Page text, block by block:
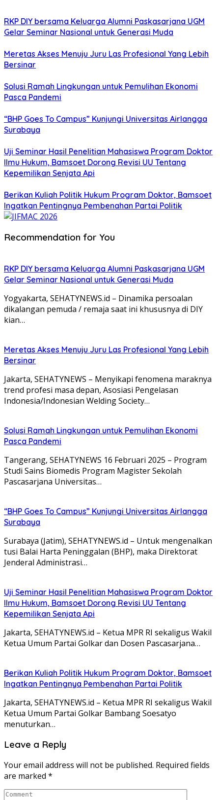
RKP DIY bersama Keluarga Alumni Paskasarjana UGM
Gelar Seminar Nasional untuk Generasi Muda
Meretas Akses Menuju Juru Las Profesional Yang Lebih
Bersinar
Solusi Ramah Lingkungan untuk Pemulihan Ekonomi
Pasca Pandemi
“BHP Goes To Campus” Kunjungi Universitas Airlangga
Surabaya
Uji Seminar Hasil Penelitian Mahasiswa Program Doktor
Ilmu Hukum, Bamsoet Dorong Revisi UU Tentang
Kepemilikan Senjata Api
Berikan Kuliah Politik Hukum Program Doktor, Bamsoet
Ingatkan Pentingnya Pembenahan Partai Politik
Recommendation for You
RKP DIY bersama Keluarga Alumni Paskasarjana UGM
Gelar Seminar Nasional untuk Generasi Muda
Yogyakarta, SEHATYNEWS.id – Dinamika persoalan
dikalangan pemuda / remaja saat ini khususnya di DIY
kian…
Meretas Akses Menuju Juru Las Profesional Yang Lebih
Bersinar
Jakarta, SEHATYNEWS – Menyikapi fenomena maraknya
trend profesi masa depan, Asosiasi Pengelasan
Indonesia/Indonesian Welding Society…
Solusi Ramah Lingkungan untuk Pemulihan Ekonomi
Pasca Pandemi
Tangerang, SEHATYNEWS 16 Februari 2025 – Program
Studi Sains Biomedis Program Magister Sekolah
Pascasarjana Universitas…
“BHP Goes To Campus” Kunjungi Universitas Airlangga
Surabaya
Surabaya (Jatim), SEHATYNEWS.id – Untuk mengenalkan
tusi Balai Harta Peninggalan (BHP), maka Direktorat
Jenderal Administrasi…
Uji Seminar Hasil Penelitian Mahasiswa Program Doktor
Ilmu Hukum, Bamsoet Dorong Revisi UU Tentang
Kepemilikan Senjata Api
Jakarta, SEHATYNEWS.id – Ketua MPR RI sekaligus Wakil
Ketua Umum Partai Golkar dan Dosen Pascasarjana…
Berikan Kuliah Politik Hukum Program Doktor, Bamsoet
Ingatkan Pentingnya Pembenahan Partai Politik
Jakarta, SEHATYNEWS.id – Ketua MPR RI sekaligus Wakil
Ketua Umum Partai Golkar Bambang Soesatyo
menuturkan…
Leave a Reply
Your email address will not be published. Required fields
are marked *